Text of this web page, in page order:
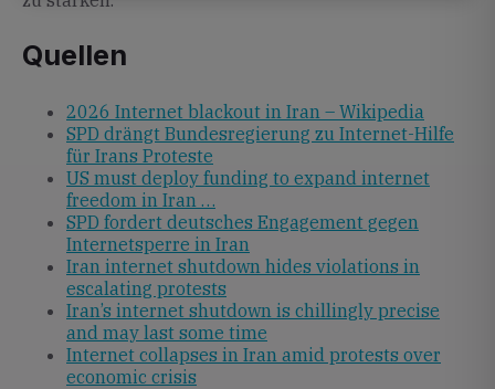
Quellen
2026 Internet blackout in Iran – Wikipedia
SPD drängt Bundesregierung zu Internet-Hilfe
für Irans Proteste
US must deploy funding to expand internet
freedom in Iran …
SPD fordert deutsches Engagement gegen
Internetsperre in Iran
Iran internet shutdown hides violations in
escalating protests
Iran’s internet shutdown is chillingly precise
and may last some time
Internet collapses in Iran amid protests over
economic crisis